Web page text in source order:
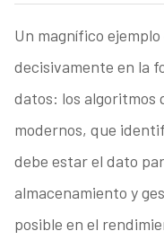
Un magnífico
decisivamente en la
datos: los algoritmos
modernos, que
debe estar el dato
almacenamiento y
posible en el